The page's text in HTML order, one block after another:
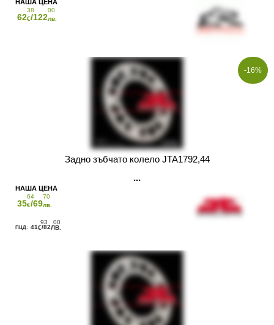
62
38
€/122
00
лв.
-16%
Задно зъбчато колело JTA1792,44
35
64
€/69
70
лв.
41
93
€/82
00
ЛВ.